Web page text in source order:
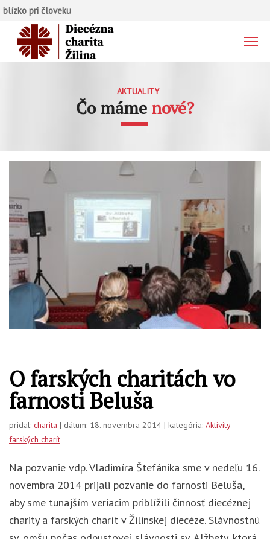
blízko pri človeku
AKTUALITY
Čo máme nové?
O farských charitách vo
farnosti Beluša
pridal: charita | dátum: 18. novembra 2014 | kategória: Aktivity
farských charít
Na pozvanie vdp. Vladimíra Štefánika sme v nedeľu 16.
novembra 2014 prijali pozvanie do farnosti Beluša,
aby sme tunajším veriacim priblížili činnosť diecéznej
charity a farských charít v Žilinskej diecéze. Slávnostnú